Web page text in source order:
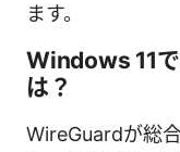
ます。
Windows 11
は？
WireGuardが総